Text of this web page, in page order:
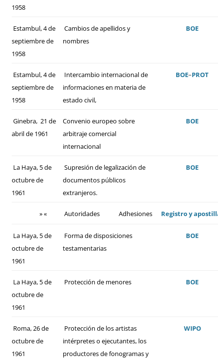
1958
Estambul, 4 de
septiembre de
1958
Cambios de apellidos y
nombres
BOE
Estambul, 4 de
septiembre de
1958
Intercambio internacional de
informaciones en materia de
estado civil,
BOE–PROT
Ginebra, 21 de
abril de 1961
Convenio europeo sobre
arbitraje comercial
internacional
BOE
La Haya, 5 de
octubre de
1961
Supresión de legalización de
documentos públicos
extranjeros.
BOE
» « Autoridades Adhesiones Registro y
La Haya, 5 de
octubre de
1961
Forma de disposiciones
testamentarias
BOE
La Haya, 5 de
octubre de
1961
Protección de menores BOE
Roma, 26 de
octubre de
1961
Protección de los artistas
intérpretes o ejecutantes, los
productores de fonogramas y
WIPO